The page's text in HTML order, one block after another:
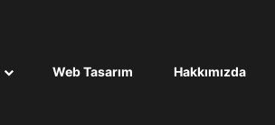
Web Tasarım Hakkımızda